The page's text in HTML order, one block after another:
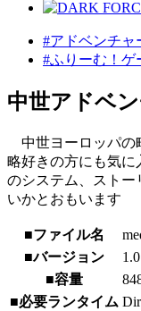
#アドベンチャ
#ふりーむ！ゲ
中世アドベン
中世ヨーロッパの
略好きの方にも気に
のシステム、ストー
いかとおもいます
■ファイル名
■バージョン
1.0
■容量
■必要ランタイム